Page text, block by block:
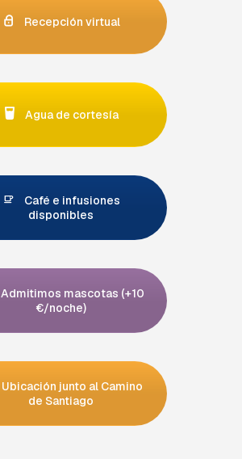
Recepción virtual
Agua de cortesía
Café e infusiones
disponibles
Admitimos mascotas (+10
€/noche)
Ubicación junto al Camino
de Santiago